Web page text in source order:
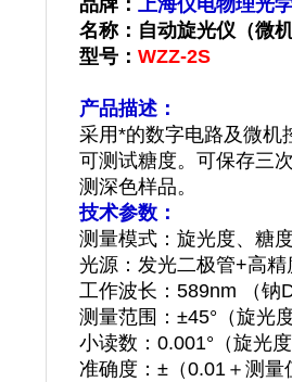
品牌： 上海仪电物理光
名称：自动旋光仪（微
型号： WZZ-2S
产品描述：
采用*的数字电路及微机
可测试糖度。可保存三
测深色样品。
技术参数：
测量模式：旋光度、糖
光源：发光二极管+高
工作波长：589nm （钠
测量范围：±45°（旋光
小读数：0.001°（旋光
准确度：±（0.01＋测量